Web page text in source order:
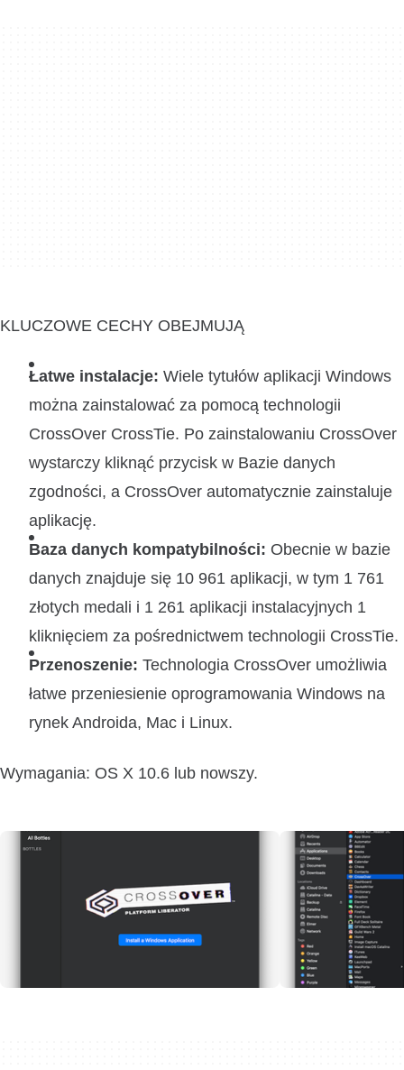
KLUCZOWE CECHY OBEJMUJĄ
Łatwe instalacje: Wiele tytułów aplikacji Windows
można zainstalować za pomocą technologii
CrossOver CrossTie. Po zainstalowaniu CrossOver
wystarczy kliknąć przycisk w Bazie danych
zgodności, a CrossOver automatycznie zainstaluje
aplikację.
Baza danych kompatybilności: Obecnie w bazie
danych znajduje się 10 961 aplikacji, w tym 1 761
złotych medali i 1 261 aplikacji instalacyjnych 1
kliknięciem za pośrednictwem technologii CrossTie.
Przenoszenie: Technologia CrossOver umożliwia
łatwe przeniesienie oprogramowania Windows na
rynek Androida, Mac i Linux.
Wymagania: OS X 10.6 lub nowszy.